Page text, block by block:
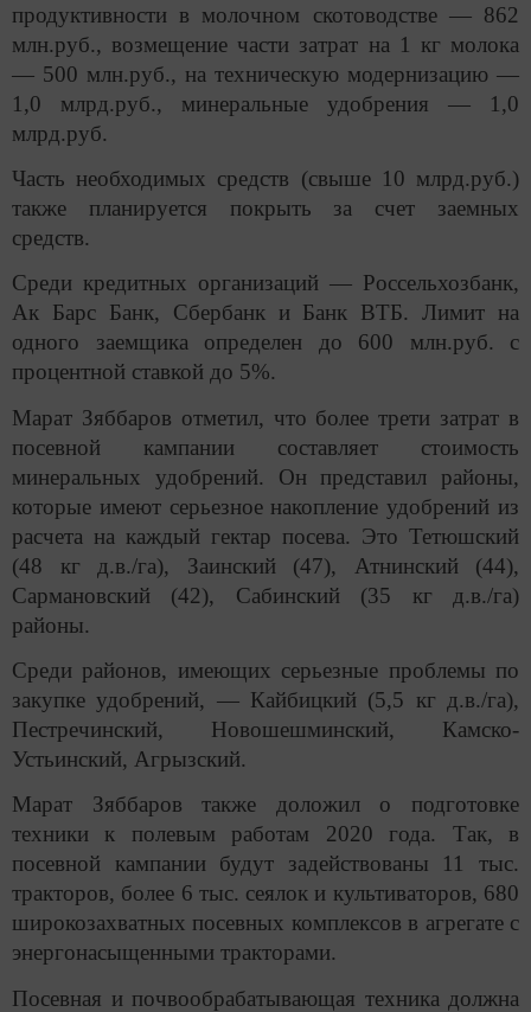
продуктивности в молочном скотоводстве — 862
млн.руб., возмещение части затрат на 1 кг молока
— 500 млн.руб., на техническую модернизацию —
1,0 млрд.руб., минеральные удобрения — 1,0
млрд.руб.
Часть необходимых средств (свыше 10 млрд.руб.)
также планируется покрыть за счет заемных
средств.
Среди кредитных организаций — Россельхозбанк,
Ак Барс Банк, Сбербанк и Банк ВТБ. Лимит на
одного заемщика определен до 600 млн.руб. с
процентной ставкой до 5%.
Марат Зяббаров отметил, что более трети затрат в
посевной кампании составляет стоимость
минеральных удобрений. Он представил районы,
которые имеют серьезное накопление удобрений из
расчета на каждый гектар посева. Это Тетюшский
(48 кг д.в./га), Заинский (47), Атнинский (44),
Сармановский (42), Сабинский (35 кг д.в./га)
районы.
Среди районов, имеющих серьезные проблемы по
закупке удобрений, — Кайбицкий (5,5 кг д.в./га),
Пестречинский, Новошешминский, Камско-
Устьинский, Агрызский.
Марат Зяббаров также доложил о подготовке
техники к полевым работам 2020 года. Так, в
посевной кампании будут задействованы 11 тыс.
тракторов, более 6 тыс. сеялок и культиваторов, 680
широкозахватных посевных комплексов в агрегате с
энергонасыщенными тракторами.
Посевная и почвообрабатывающая техника должна